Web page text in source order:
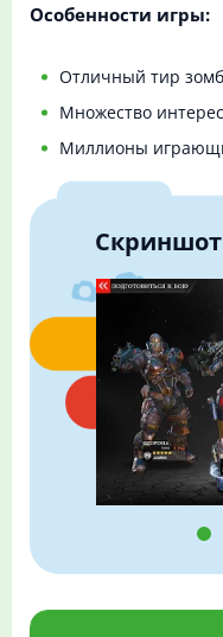
Особенности игры:
Отличный тир
Множество
Миллионы